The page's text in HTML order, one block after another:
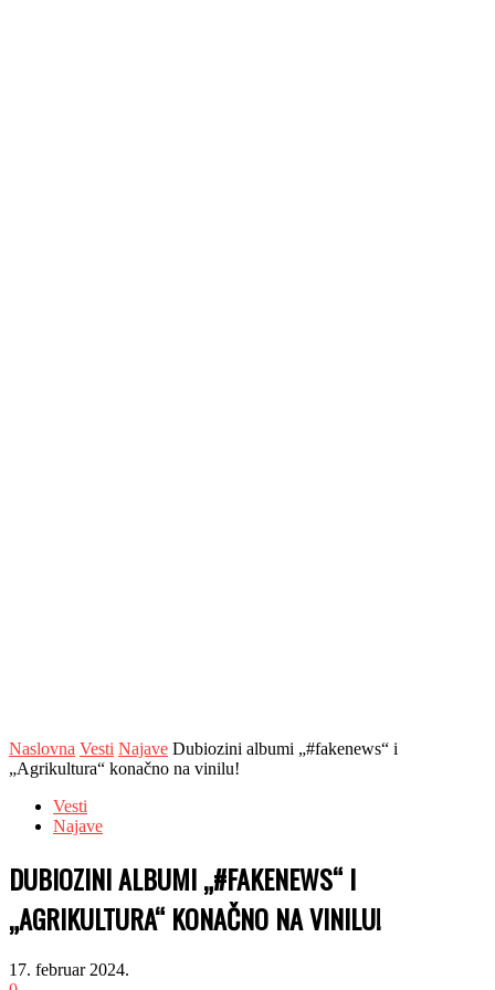
Naslovna Vesti Najave Dubiozini albumi „#fakenews“ i
„Agrikultura“ konačno na vinilu!
Vesti
Najave
DUBIOZINI ALBUMI „#FAKENEWS“ I
„AGRIKULTURA“ KONAČNO NA VINILU!
17. februar 2024.